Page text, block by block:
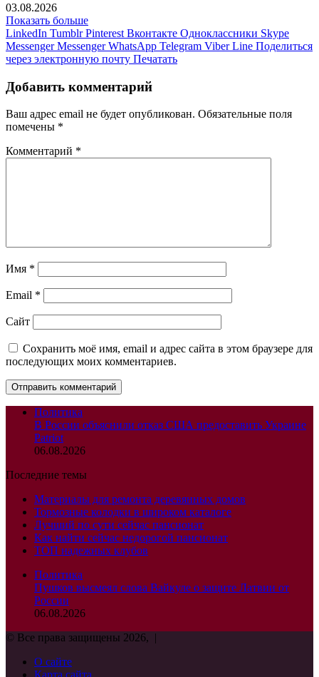
03.08.2026
Показать больше
LinkedIn Tumblr Pinterest Вконтакте Одноклассники Skype
Messenger Messenger WhatsApp Telegram Viber Line Поделиться
через электронную почту Печатать
Добавить комментарий
Ваш адрес email не будет опубликован. Обязательные поля
помечены *
Комментарий *
Имя *
Email *
Сайт
Сохранить моё имя, email и адрес сайта в этом браузере для
последующих моих комментариев.
Политика
В России объяснили отказ США предоставить Украине
Patriot
06.08.2026
Последние темы
Материалы для ремонта деревянных домов
Тормозные колодки в широком каталоге
Лучший по сути сейчас пансионат
Как найти сейчас недорогой пансионат
ТОП надежных клубов
Политика
Пушков высмеял слова Вайкуле о защите Латвии от
России
06.08.2026
© Все права защищены 2026, |
О сайте